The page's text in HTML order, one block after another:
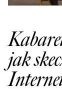
jak